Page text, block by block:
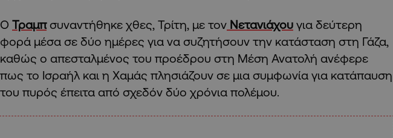
Ο Τραμπσυναντήθηκε χθες, Τρίτη, με τον Νετανιάχου για δεύτερη
φορά μέσα σε δύο ημέρες για να συζητήσουν την κατάσταση στη Γάζα,
καθώς ο απεσταλμένος του προέδρου στη Μέση Ανατολή ανέφερε
πως το Ισραήλ και η Χαμάς πλησιάζουν σε μια συμφωνία για κατάπαυση
του πυρός έπειτα από σχεδόν δύο χρόνια πολέμου.